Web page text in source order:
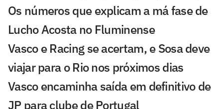
Os números que explicam a má fase de
Lucho Acosta no Fluminense
Vasco e Racing se acertam, e Sosa deve
viajar para o Rio nos próximos dias
Vasco encaminha saída em definitivo de
JP para clube de Portugal